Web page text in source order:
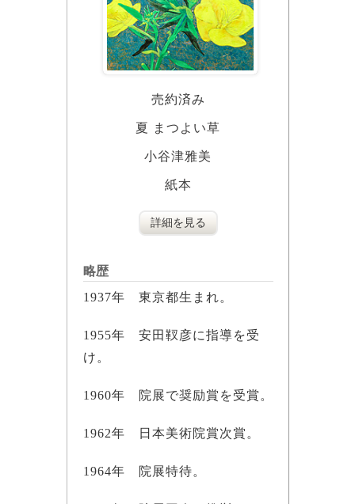
売約済み
夏 まつよい草
小谷津雅美
紙本
詳細を見る
略歴
1937年 東京都生まれ。
1955年 安田靫彦に指導を受
け。
1960年 院展で奨励賞を受賞。
1962年 日本美術院賞次賞。
1964年 院展特待。